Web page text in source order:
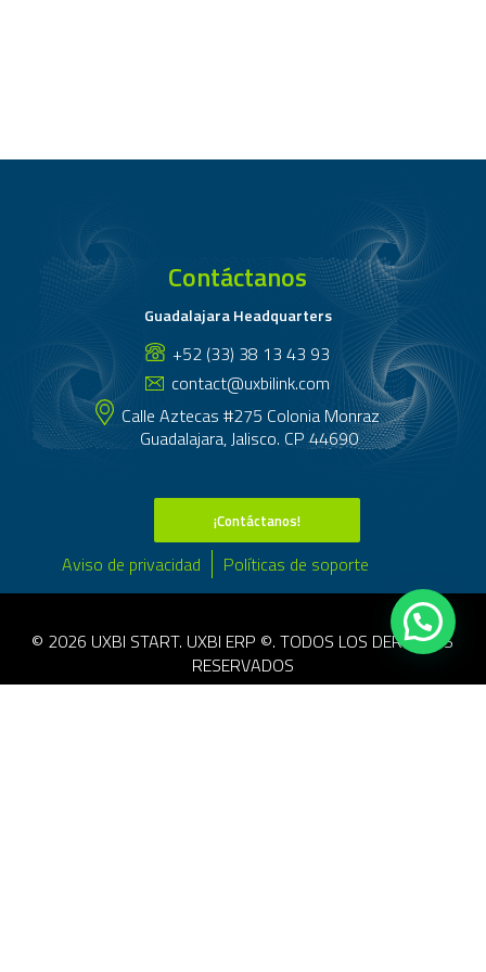
Contáctanos
Guadalajara Headquarters
+52 (33) 38 13 43 93
contact@uxbilink.com
Calle Aztecas #275 Colonia Monraz
Guadalajara, Jalisco. CP 44690
Aviso de privacidad Políticas de soporte
¡Contáctanos!
© 2026 UXBI START. UXBI ERP ©. TODOS LOS DERECHOS
RESERVADOS